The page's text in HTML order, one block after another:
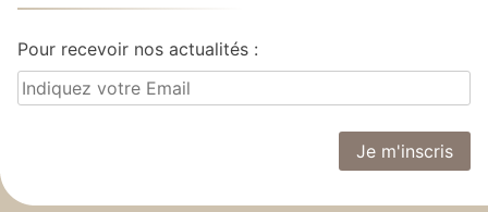
Pour recevoir nos actualités :